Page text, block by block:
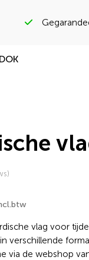
vlag voor
verschillende
via de webshop